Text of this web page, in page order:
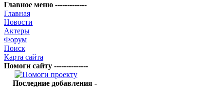
Главное меню -------------
Главная
Новости
Актеры
Форум
Поиск
Карта сайта
Помоги сайту --------------
Последние добавления -